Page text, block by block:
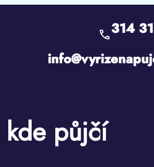
314
kde půjčí